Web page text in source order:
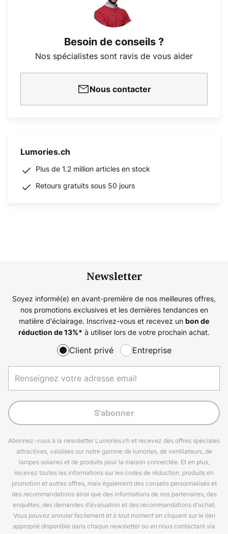
Besoin de conseils ?
Nos spécialistes sont ravis de vous aider
Nous contacter
Lumories.ch
Plus de 1.2 million articles en stock
Retours gratuits sous 50 jours
Newsletter
Soyez informé(e) en avant-première de nos meilleures offres,
nos promotions exclusives et les dernières tendances en
matière d'éclairage. Inscrivez-vous et recevez un bon de
réduction de13%* à utiliser lors de votre prochain achat.
Client privé Entreprise
S'abonner
Abonnez-vous à la newsletter Lumories.ch et recevez des offres spéciales
attractives, valables sur notre gamme de lumories, de ventilateurs, de
lampes solaires et de produits pour la maison connectée. Et en plus,
recevez toutes les informations sur les codes de réduction, produits en
promotion et autres offres, mais également des conseils personnalisés et
des recommandations ainsi que des informations de nos partenaires, des
enquêtes, des demandes d'évaluation et des recommandations d'achat.
Vous pouvez annuler facilement et à tout moment en cliquant sur le lien
approprié disponible dans chaque newsletter ou en nous contactant via